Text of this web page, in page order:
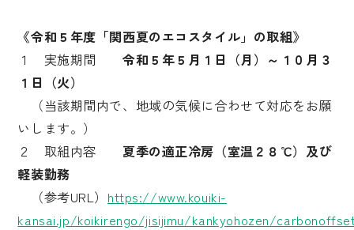
《令和５年度「関西夏のエコスタイル」の取組》
１ 実施期間 令和５年５月１日（月）～１０月３
１日（火）
（当該期間内で、地域の気候に合わせて対応をお願
いします。）
２ 取組内容 夏季の適正冷房（室温２８℃）及び
軽装勤務
（参考URL） https://www.kouiki-
kansai.jp/koikirengo/jisijimu/kankyohozen/